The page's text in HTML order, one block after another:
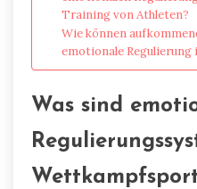
Training von Athleten?
Wie können
emotionale
Was sind